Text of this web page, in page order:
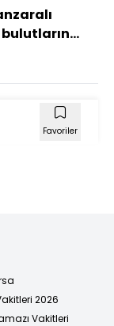
Favoriler
2026
Vakitleri